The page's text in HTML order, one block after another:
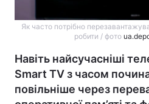
Як часто потрібно
робити / фото
Навіть найсучасніші
Smart TV з часом
повільніше через